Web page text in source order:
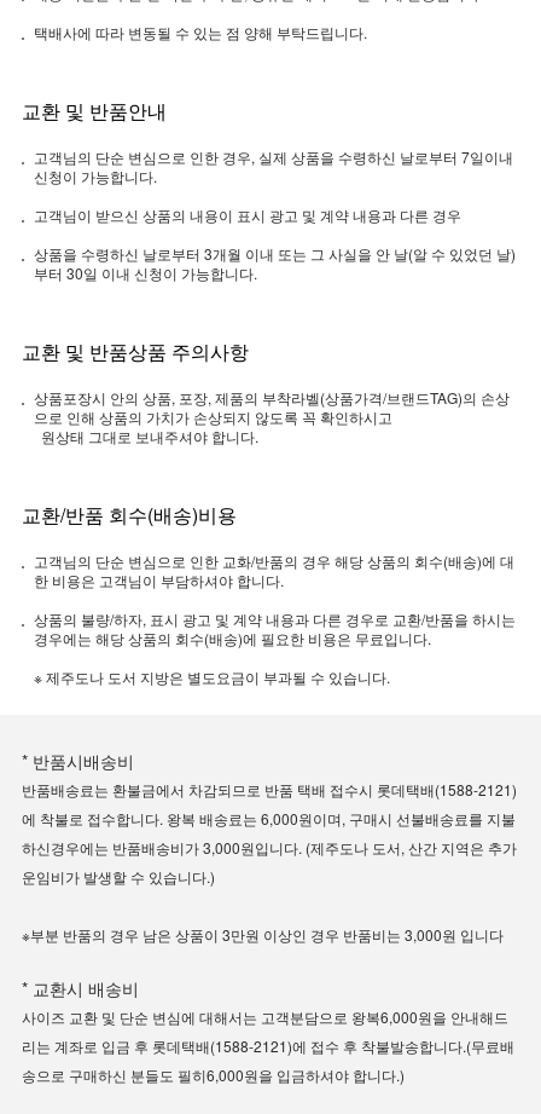
택배사에 따라 변동될 수 있는 점 양해 부탁드립니다.
교환 및 반품안내
고객님의 단순 변심으로 인한 경우, 실제 상품을 수령하신 날로부터 7일이내
신청이 가능합니다.
고객님이 받으신 상품의 내용이 표시 광고 및 계약 내용과 다른 경우
상품을 수령하신 날로부터 3개월 이내 또는 그 사실을 안 날(알 수 있었던 날)
부터 30일 이내 신청이 가능합니다.
교환 및 반품상품 주의사항
상품포장시 안의 상품, 포장, 제품의 부착라벨(상품가격/브랜드TAG)의 손상
으로 인해 상품의 가치가 손상되지 않도록 꼭 확인하시고
원상태 그대로 보내주셔야 합니다.
교환/반품 회수(배송)비용
고객님의 단순 변심으로 인한 교화/반품의 경우 해당 상품의 회수(배송)에 대
한 비용은 고객님이 부담하셔야 합니다.
상품의 불량/하자, 표시 광고 및 계약 내용과 다른 경우로 교환/반품을 하시는
경우에는 해당 상품의 회수(배송)에 필요한 비용은 무료입니다.
※ 제주도나 도서 지방은 별도요금이 부과될 수 있습니다.
* 반품시배송비
반품배송료는 환불금에서 차감되므로 반품 택배 접수시 롯데택배(1588-2121)
에 착불로 접수합니다. 왕복 배송료는 6,000원이며, 구매시 선불배송료를 지불
하신경우에는 반품배송비가 3,000원입니다. (제주도나 도서, 산간 지역은 추가
운임비가 발생할 수 있습니다.)
※부분 반품의 경우 남은 상품이 3만원 이상인 경우 반품비는 3,000원 입니다
* 교환시 배송비
사이즈 교환 및 단순 변심에 대해서는 고객분담으로 왕복6,000원을 안내해드
리는 계좌로 입금 후 롯데택배(1588-2121)에 접수 후 착불발송합니다.(무료배
송으로 구매하신 분들도 필히6,000원을 입금하셔야 합니다.)